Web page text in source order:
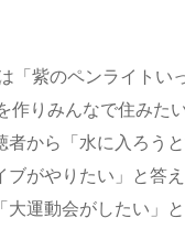
紫のペンライトい
りみんなで住みた
から「水に入ろう
がやりたい」と答
運動会がしたい」